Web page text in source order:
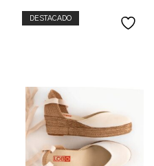
DESTACADO